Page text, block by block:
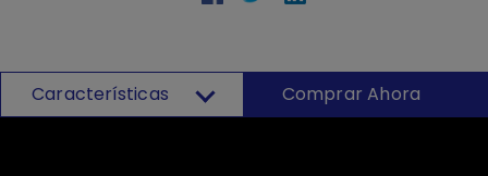
Características Comprar Ahora